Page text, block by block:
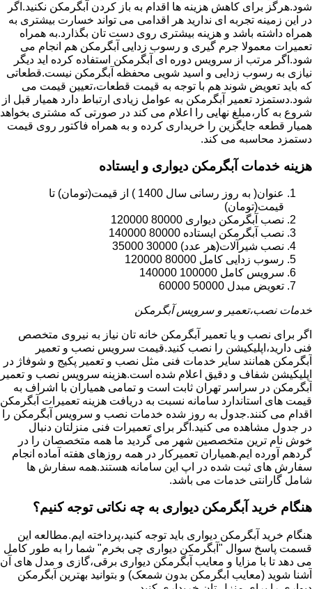
شود.هرگز برای کاهش هزینه ها اقدام به باز کردن آبگرمکن نکنید.اگر
در این زمینه تجربه ای ندارید هر اقدامی می تواند خسارت بیشتری به
همراه داشته باشد و هزینه بیشتری روی دست تان بگذارد.به همراه
تعمیرات معمولا جرم گیری و رسوب زدایی آبگرمکن هم انجام می
شود.اگر مرتب از سرویس دوره ای آبگرمکن استفاده کرده اید دیگر
نیازی به رسوب زدایی و اسید شویی محفظه آبگرمکن نیست.قطعاتی
که باید تعویض شوند هم با توجه به قیمت قطعات،تعیین قیمت می
شود.دستمزد تعمیر آبگرمکن به عوامل زیادی ارتباط دارد همیار قبل از
شروع به کار،مبلغ نهایی را اعلام می کند در صورتی که مشتری بخواهد
همیار قطعه جایگزین را خریداری کرده و به همراه فاکتور روی قیمت
دستمزد محاسبه می کند.
هزینه خدمات آبگرمکن دیواری و ایستاده
عنوان( به روز رسانی سال 1400 ) از قیمت(تومان) تا
قیمت(تومان)
نصب آبگرمکن دیواری 80000 120000
نصب آبگرمکن ایستاده 80000 140000
نصب شیرآلات(هر عدد) 30000 35000
رسوب زدایی کامل 80000 120000
سرویس کامل 100000 140000
تعویض مبدل 50000 60000
خدمات نصب،تعمیر و سرویس آبگرمکن
اگر برای نصب و یا تعمیر آبگرمکن خانه تان نیاز به نیروی متخصص
فنی دارید،اپلیکیشن را نصب کنید.قیمت سرویس نصب و تعمیر
آبگرمکن همانند سایر خدمات فنی مثل نصب و تعمیر پکیج و شوفاژ در
اپلیکیشن شفاف و دقیق اعلام شده است.هزینه سرویس نصب و تعمیر
آبگرمکن در سراسر تهران ثابت است و تمامی همیاران با اشراف به
قیمت های استاندارد سامانه نسبت به دریافت هزینه تعمیرات آبگرمکن
اقدام می کنند.جدول به روز شده خدمات نصب و سرویس آبگرمکن را
در جدول مشاهده می کنید.اگر برای تعمیرات فنی منزلتان دنبال
خوش نام ترین متخصصین شهر می گردید ما همه متخصصان را در
گردهم آورده ایم.همیاران تعمیرکار در همه روزهای هفته آماده انجام
سفارش های ثبت شده در اپ این سامانه هستند.همه سفارش ها
شامل گارانتی خدمات می باشد.
هنگام خرید آبگرمکن دیواری به چه نکاتی توجه کنیم؟
هنگام خرید آبگرمکن دیواری باید توجه کنید،پرداخته ایم.مطالعه این
قسمت پاسخ سوال "آبگرمکن دیواری چی بخرم" شما را به طور کامل
می دهد تا با مزایا و معایب آبگرمکن دیواری برقی،گازی و مدل های آن
آشنا شوید (معایب ابگرمکن بدون شمعک) و بتوانید بهترین آبگرمکن